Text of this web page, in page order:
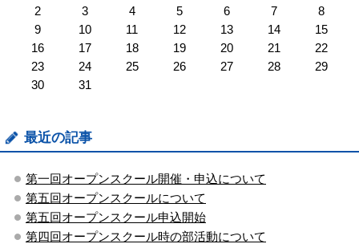
2
3 4 5 6 7
8
9
10 11 12 13 14
15
16
17 18 19 20 21
22
23
24 25 26 27 28
29
30
31
最近の記事
第一回オープンスクール開催・申込について
第五回オープンスクールについて
第五回オープンスクール申込開始
第四回オープンスクール時の部活動について